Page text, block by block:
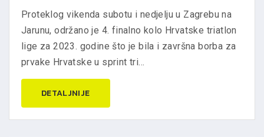
Proteklog vikenda subotu i nedjelju u Zagrebu na
Jarunu, održano je 4. finalno kolo Hrvatske triatlon
lige za 2023. godine što je bila i završna borba za
prvake Hrvatske u sprint tri...
DETALJNIJE